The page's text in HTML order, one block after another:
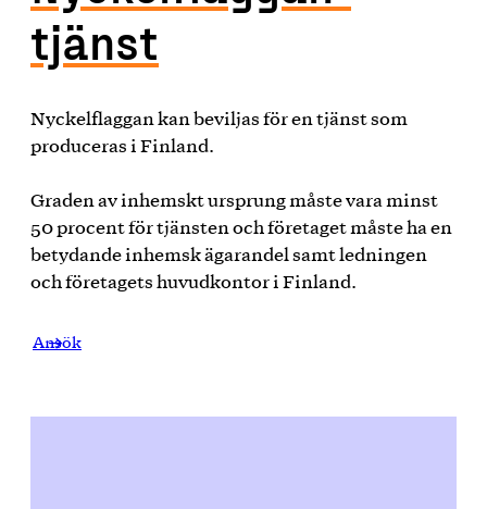
tjänst
Nyckelflaggan kan beviljas för en tjänst som
produceras i Finland.
Graden av inhemskt ursprung måste vara minst
50 procent för tjänsten och företaget måste ha en
betydande inhemsk ägarandel samt ledningen
och företagets huvudkontor i Finland.
Ansök